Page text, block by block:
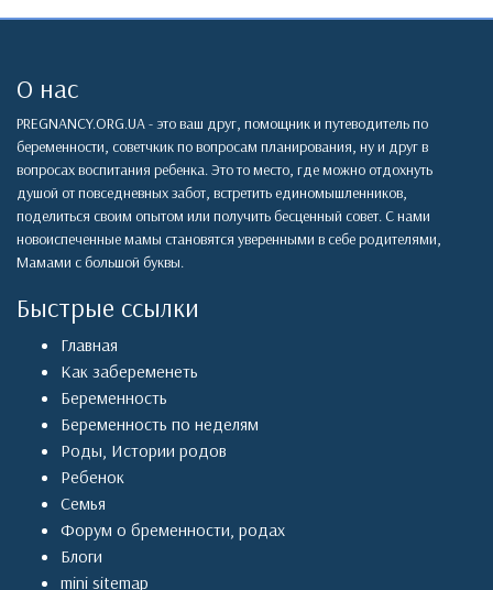
О нас
PREGNANCY.ORG.UA - это ваш друг, помощник и путеводитель по
беременности, советчкик по вопросам планирования, ну и друг в
вопросах воспитания ребенка. Это то место, где можно отдохнуть
душой от повседневных забот, встретить единомышленников,
поделиться своим опытом или получить бесценный совет. С нами
новоиспеченные мамы становятся уверенными в себе родителями,
Мамами с большой буквы.
Быстрые ссылки
Главная
Как забеременеть
Беременность
Беременность по неделям
Роды, Истории родов
Ребенок
Семья
Форум о бременности, родах
Блоги
mini sitemap